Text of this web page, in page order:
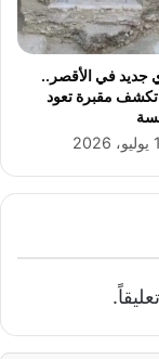
جديد في الأقصر..
تكشف مقبرة تعود